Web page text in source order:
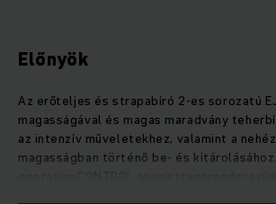
Előnyök
Az erőteljes és strapabíró 2-es sorozatú
magasságával és magas maradvány
az intenzív műveletekhez, valamint a
magasságban történő be- és